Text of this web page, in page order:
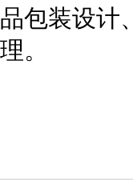
品包装设计、
理。